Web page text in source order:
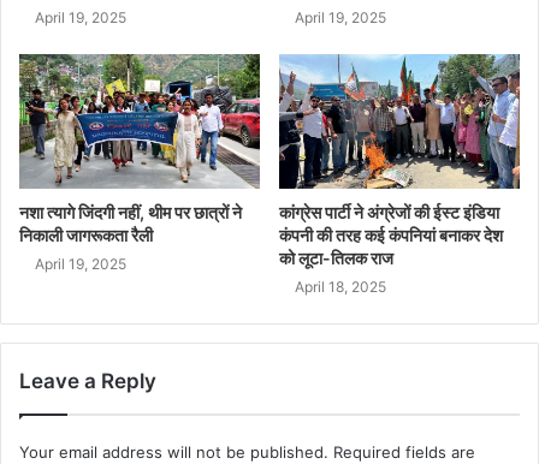
April 19, 2025 April 19, 2025
नशा त्यागे जिंदगी नहीं, थीम पर छात्रों ने
निकाली जागरूकता रैली
April 19, 2025
कांग्रेस पार्टी ने अंग्रेजों की ईस्ट इंडिया
कंपनी की तरह कई कंपनियां बनाकर देश
को लूटा-तिलक राज
April 18, 2025
Leave a Reply
Your email address will not be published. Required fields are